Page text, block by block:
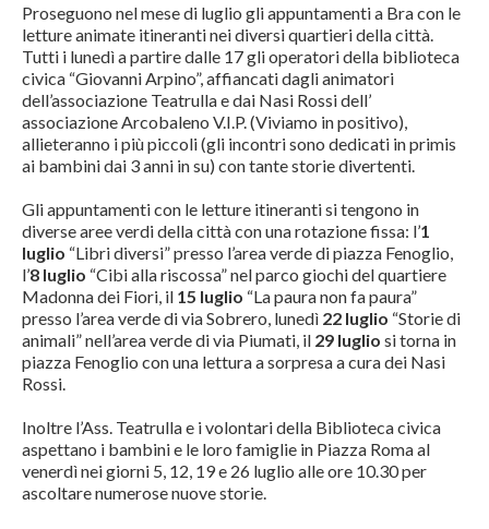
Proseguono nel mese di luglio gli appuntamenti a Bra con le
letture animate itineranti nei diversi quartieri della città.
Tutti i lunedì a partire dalle 17 gli operatori della biblioteca
civica “Giovanni Arpino”, affiancati dagli animatori
dell’associazione Teatrulla e dai Nasi Rossi dell’
associazione Arcobaleno V.I.P. (Viviamo in positivo),
allieteranno i più piccoli (gli incontri sono dedicati in primis
ai bambini dai 3 anni in su) con tante storie divertenti.
Gli appuntamenti con le letture itineranti si tengono in
diverse aree verdi della città con una rotazione fissa: l’1
luglio “Libri diversi” presso l’area verde di piazza Fenoglio,
l’8 luglio “Cibi alla riscossa” nel parco giochi del quartiere
Madonna dei Fiori, il 15 luglio “La paura non fa paura”
presso l’area verde di via Sobrero, lunedì 22 luglio “Storie di
animali” nell’area verde di via Piumati, il 29 luglio si torna in
piazza Fenoglio con una lettura a sorpresa a cura dei Nasi
Rossi.
Inoltre l’Ass. Teatrulla e i volontari della Biblioteca civica
aspettano i bambini e le loro famiglie in Piazza Roma al
venerdì nei giorni 5, 12, 19 e 26 luglio alle ore 10.30 per
ascoltare numerose nuove storie.